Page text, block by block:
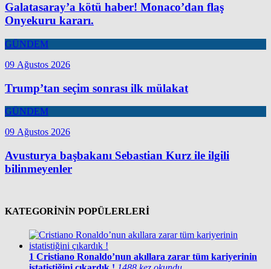
Galatasaray’a kötü haber! Monaco’dan flaş
Onyekuru kararı.
GÜNDEM
09 Ağustos 2026
Trump’tan seçim sonrası ilk mülakat
GÜNDEM
09 Ağustos 2026
Avusturya başbakanı Sebastian Kurz ile ilgili
bilinmeyenler
KATEGORİNİN POPÜLERLERİ
1 Cristiano Ronaldo’nun akıllara zarar tüm kariyerinin